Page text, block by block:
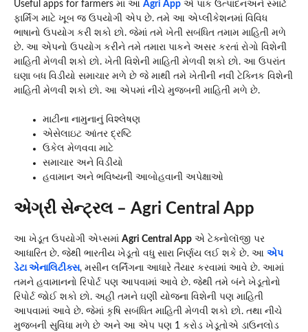
Useful apps for farmers માં આ Agri App એ પાક ઉત્પાદનઅને સ્માર્ટ
ફાર્મિંગ માટે ખૂબ જ ઉપયોગી એપ છે. તમે આ એપ્લીકેશનમાં વિવિધ
ભાષાનો ઉપયોગ કરી શકો છો. જેમાં તમે ખેતી સબંધિત તમામ માહિતી મળે
છે. આ એપનો ઉપયોગ કરીને તમે તમારા પાકને અસર કરતાં રોગો વિશેની
માહિતી મેળવી શકો છો. ખેતી વિશેની માહિતી મેળવી શકો છો. આ ઉપરાંત
ઘણા બધ વિડીયો સમાચાર મળે છે જે માથી તમે ખેતીની નવી ટેક્નિક વિશેની
માહિતી મેળવી શકો છો. આ એપમાં નીચે મુજબની માહિતી મળે છે.
માટીના નામુનાનું વિશ્લેષણ
એસેલાઇટ આંતર દ્રષ્ટિ
ઉકેલ મેળવવા માટે
સમાચાર અને વિડીયો
હવામાન અને ભવિષ્યની આબોહવાની અપેક્ષાઓ
એગ્રી સેન્ટ્રલ – Agri Central App
આ ખેડૂત ઉપયોગી એપ્સમાં Agri Central App એ ટેક્નોલૉજી પર
આધારિત છે. જેથી ભારતીય ખેડૂતો વધુ સારા નિર્ણય લઈ શકે છે. આ એપ
ડેટા એનાલિટીક્સ, મસીન લર્નિંગના આધારે તૈયાર કરવામાં આવે છે. આમાં
તમને હવામાનનો રિપોર્ટ પણ આપવામાં આવે છે. જેથી તમે બંને ખેડૂતોનો
રિપોર્ટ જોઈ શકો છો. અહી તમને ઘણી યોજના વિશેની પણ માહિતી
આપવામાં આવે છે. જેમાં કૃષિ સબંધિત માહિતી મેળવી શકો છો. તથા નીચે
મુજબની સુવિધા મળે છે અને આ એપ પણ 1 કરોડ ખેડૂતોએ ડાઉનલોડ